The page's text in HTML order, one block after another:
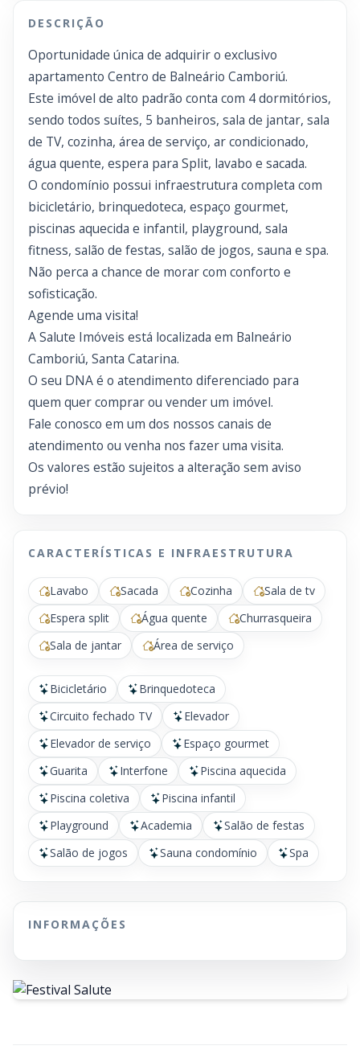
DESCRIÇÃO
Oportunidade única de adquirir o exclusivo
apartamento Centro de Balneário Camboriú.
Este imóvel de alto padrão conta com 4 dormitórios,
sendo todos suítes, 5 banheiros, sala de jantar, sala
de TV, cozinha, área de serviço, ar condicionado,
água quente, espera para Split, lavabo e sacada.
O condomínio possui infraestrutura completa com
bicicletário, brinquedoteca, espaço gourmet,
piscinas aquecida e infantil, playground, sala
fitness, salão de festas, salão de jogos, sauna e spa.
Não perca a chance de morar com conforto e
sofisticação.
Agende uma visita!
A Salute Imóveis está localizada em Balneário
Camboriú, Santa Catarina.
O seu DNA é o atendimento diferenciado para
quem quer comprar ou vender um imóvel.
Fale conosco em um dos nossos canais de
atendimento ou venha nos fazer uma visita.
Os valores estão sujeitos a alteração sem aviso
prévio!
CARACTERÍSTICAS E INFRAESTRUTURA
Lavabo Sacada Cozinha
Sala de tv
Espera split
Água quente
Churrasqueira
Sala de jantar
Área de serviço
Bicicletário
Brinquedoteca
Circuito fechado TV
Elevador
Elevador de serviço
Espaço gourmet
Guarita
Interfone
Piscina aquecida
Piscina coletiva
Piscina infantil
Playground
Academia
Salão de festas
Salão de jogos
Sauna condomínio Spa
INFORMAÇÕES